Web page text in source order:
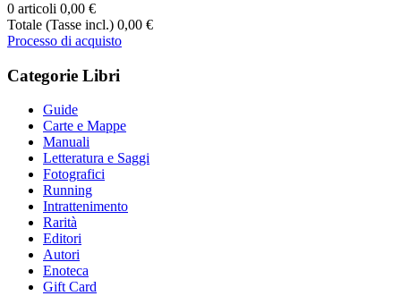
0 articoli 0,00 €
Totale (Tasse incl.) 0,00 €
Processo di acquisto
Categorie Libri
Guide
Carte e Mappe
Manuali
Letteratura e Saggi
Fotografici
Running
Intrattenimento
Rarità
Editori
Autori
Enoteca
Gift Card